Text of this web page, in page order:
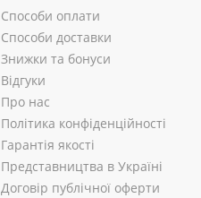
Способи оплати
Способи доставки
Знижки та бонуси
Відгуки
Про нас
Політика конфіденційності
Гарантія якості
Представництва в Україні
Договір публічної оферти